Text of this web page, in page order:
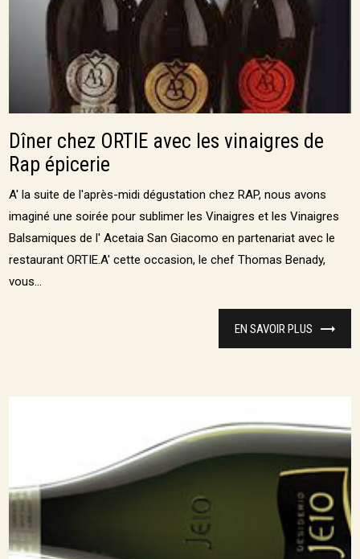
Dîner chez ORTIE avec les vinaigres de
Rap épicerie
A' la suite de l'après-midi dégustation chez RAP, nous avons
imaginé une soirée pour sublimer les Vinaigres et les Vinaigres
Balsamiques de l' Acetaia San Giacomo en partenariat avec le
restaurant ORTIE.A' cette occasion, le chef Thomas Benady,
vous...
EN SAVOIR PLUS